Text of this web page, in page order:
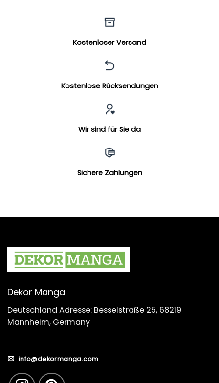
Kostenloser Versand
Kostenlose Rücksendungen
Wir sind für Sie da
Sichere Zahlungen
Dekor Manga
Deutschland Adresse: Besselstraße 25, 68219
Mannheim, Germany
info@dekormanga.com